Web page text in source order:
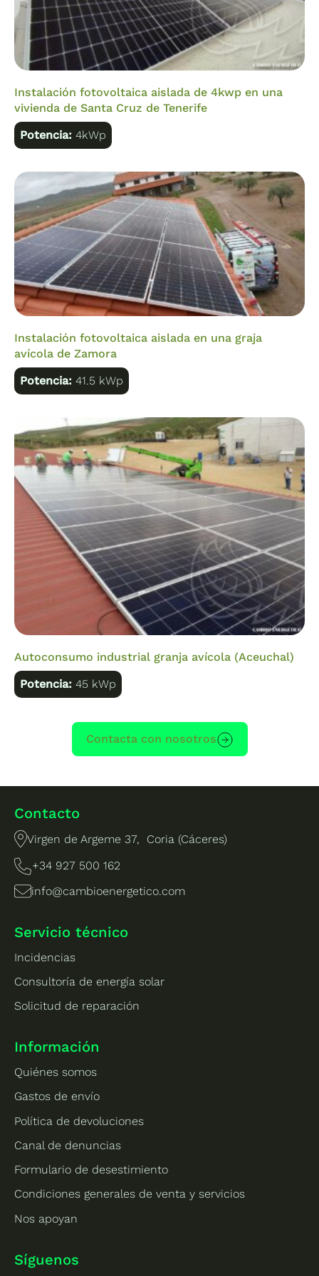
Instalación fotovoltaica aislada de 4kwp en una
vivienda de Santa Cruz de Tenerife
Potencia:4kWp
Instalación fotovoltaica aislada en una graja
avícola de Zamora
Potencia:41.5 kWp
Autoconsumo industrial granja avícola (Aceuchal)
Potencia:45 kWp
Contacta con nosotros
Contacto
Virgen de Argeme 37, Coria (Cáceres)
+34 927 500 162
info@cambioenergetico.com
Servicio técnico
Incidencias
Consultoría de energía solar
Solicitud de reparación
Información
Quiénes somos
Gastos de envío
Política de devoluciones
Canal de denuncias
Formulario de desestimiento
Condiciones generales de venta y servicios
Nos apoyan
Síguenos